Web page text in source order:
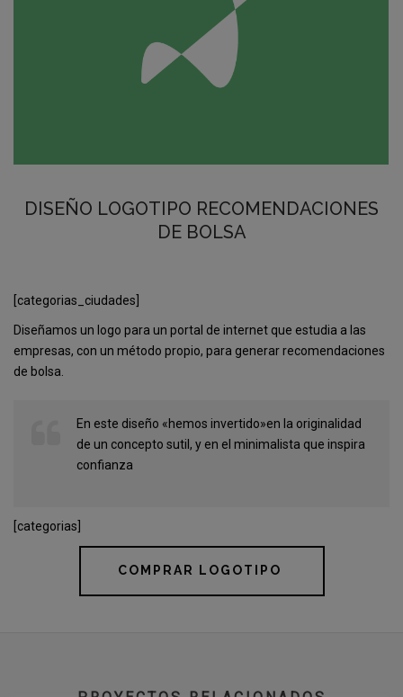
DISEÑO LOGOTIPO RECOMENDACIONES
DE BOLSA
[categorias_ciudades]
Diseñamos un logo para un portal de internet que estudia a las
empresas, con un método propio, para generar recomendaciones
de bolsa.
En este diseño «hemos invertido»en la originalidad
de un concepto sutil, y en el minimalista que inspira
confianza
[categorias]
COMPRAR LOGOTIPO